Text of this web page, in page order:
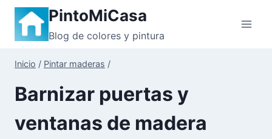
Saltar
contenido
PintoMiCasa
Blog de colores y pintura
Inicio / Pintar maderas /
Barnizar puertas y
ventanas de madera